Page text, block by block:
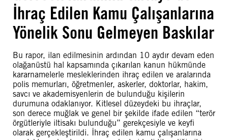
İhraç Edilen Kamu Çalışanlarına
Yönelik Sonu Gelmeyen Baskılar
Bu rapor, ilan edilmesinin ardından 10 aydır devam eden
olağanüstü hal kapsamında çıkarılan kanun hükmünde
kararnamelerle mesleklerinden ihraç edilen ve aralarında
polis memurları, öğretmenler, askerler, doktorlar, hakim,
savcı ve akademisyenlerin de bulunduğu kişilerin
durumuna odaklanıyor. Kitlesel düzeydeki bu ihraçlar,
son derece muğlak ve genel bir şekilde ifade edilen “terör
örgütleriyle iltisakı bulunduğu” gerekçesiyle ve keyfi
olarak gerçekleştirildi. İhraç edilen kamu çalışanlarına